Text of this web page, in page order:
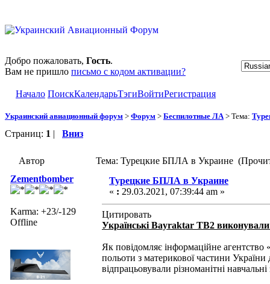
Добро пожаловать, Гость.
Вам не пришло письмо с кодом активации?
Начало ПоискКалендарьТэгиВойтиРегистрация
Украинский авиационный форум > Форум > Беспилотные ЛА > Тема:
Страниц: 1 | Вниз
Автор
Тема: Турецкие БПЛА в Украине
Zementbomber
Karma: +23/-129
Offline
Турецкие БПЛА в Украине
« : 29.03.2021, 07:39:44 am »
Цитировать
Українські Bayraktar TB2
Як повідомляє інформаційне агентство
польоти з материкової частини
відпрацьовували різноманітні